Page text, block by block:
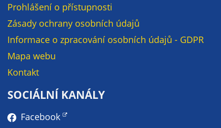
Prohlášení o přístupnosti
Zásady ochrany osobních údajů
Informace o zpracování osobních údajů - GDPR
Mapa webu
Kontakt
SOCIÁLNÍ KANÁLY
Facebook